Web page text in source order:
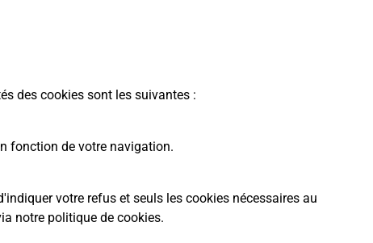
des cookies sont les suivantes :
fonction de votre navigation.
votre refus et seuls les cookies nécessaires au
notre politique de cookies.